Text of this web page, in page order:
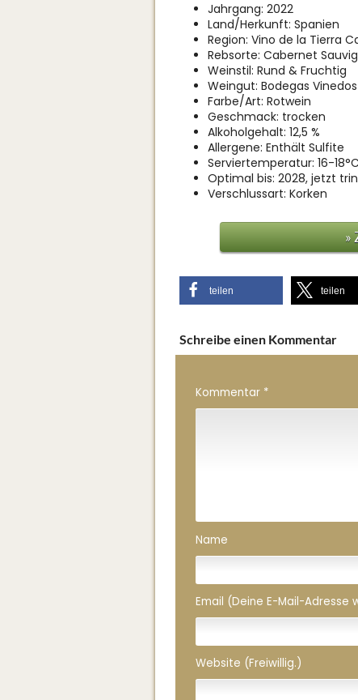
Jahrgang: 2022
Land/Herkunft: Spanien
Region: Vino de la Tierra
Rebsorte: Cabernet
Weinstil: Rund & Fruchtig
Weingut: Bodegas
Farbe/Art: Rotwein
Geschmack: trocken
Alkoholgehalt: 12,5 %
Allergene: Enthält Sulfite
Serviertemperatur: 16-18°C
Optimal bis: 2028, jetzt
Verschlussart: Korken
»
teilen teilen
Schreibe einen Kommentar
Kommentar *
Name
Email (Deine E-Mail-
Website (Freiwillig.)